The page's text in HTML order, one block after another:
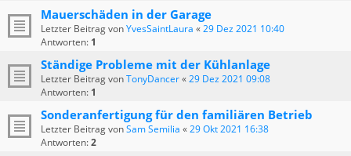
Mauerschäden in der Garage
Letzter Beitrag vonYvesSaintLaura «29 Dez 2021 10:40
Antworten: 1
Ständige Probleme mit der Kühlanlage
Letzter Beitrag vonTonyDancer«29 Dez 2021 09:08
Antworten: 1
Sonderanfertigung für den familiären Betrieb
Letzter Beitrag vonSam Semilia «29 Okt 2021 16:38
Antworten:2